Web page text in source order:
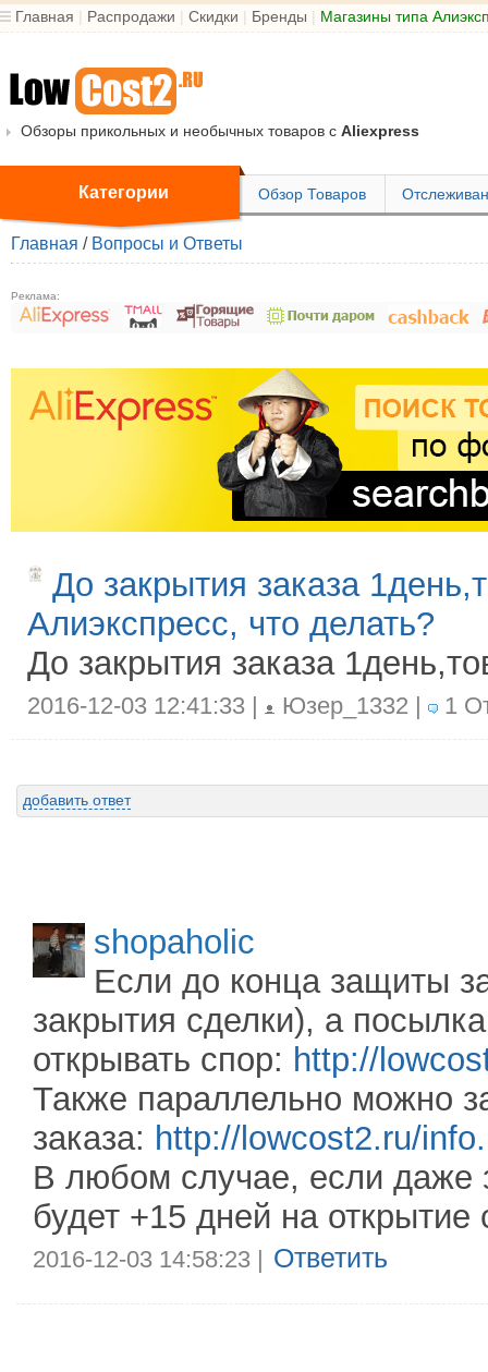
Главная | Распродажи | Скидки | Бренды | Магазины типа
Обзоры прикольных и необычных товаров с Aliexpress
Категории Обзор Товаров
Главная / Вопросы и Ответы
Реклама:
До закрытия заказа
Алиэкспресс, что делать?
До закрытия заказа
2016-12-03 12:41:33 | Юзер_1332 | 1
добавить ответ
shopaholic
Если до конца защиты
закрытия сделки), а
открывать спор: http://
Также параллельно можно
заказа: http://lowcost2.ru/
В любом случае, если даже
будет +15 дней на открытие
2016-12-03 14:58:23 | Ответить